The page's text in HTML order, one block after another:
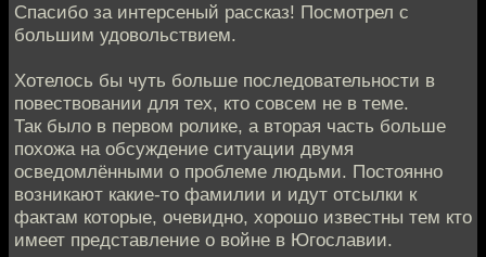
Спасибо за интерсеный рассказ! Посмотрел с
большим удовольствием.
Хотелось бы чуть больше последовательности в
повествовании для тех, кто совсем не в теме.
Так было в первом ролике, а вторая часть больше
похожа на обсуждение ситуации двумя
осведомлёнными о проблеме людьми. Постоянно
возникают какие-то фамилии и идут отсылки к
фактам которые, очевидно, хорошо известны тем кто
имеет представление о войне в Югославии.